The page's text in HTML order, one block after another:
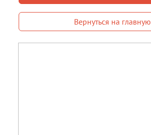
Вернуться на главную